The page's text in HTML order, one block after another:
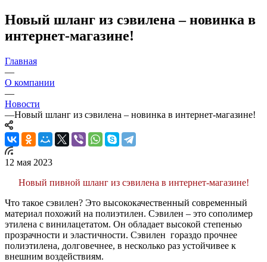
Новый шланг из сэвилена – новинка в
интернет-магазине!
Главная
—
О компании
—
Новости
—Новый шланг из сэвилена – новинка в интернет-магазине!
12 мая 2023
Новый пивной шланг из сэвилена в интернет-магазине!
Что такое сэвилен? Это высококачественный современный
материал похожий на полиэтилен. Сэвилен – это сополимер
этилена с винилацетатом. Он обладает высокой степенью
прозрачности и эластичности. Сэвилен гораздо прочнее
полиэтилена, долговечнее, в несколько раз устойчивее к
внешним воздействиям.